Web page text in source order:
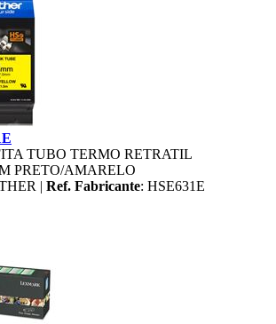
TUBO TERMO RETRATIL
PRETO/AMARELO
| Ref. Fabricante: HSE631E